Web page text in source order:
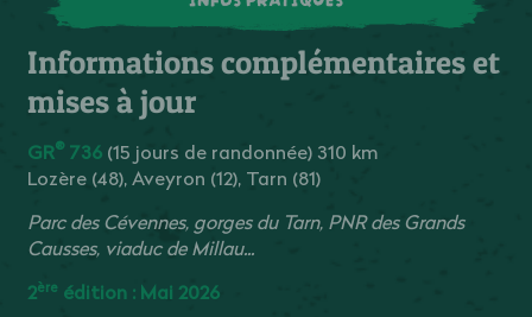
Informations complémentaires et
mises à jour
GR® 736 (15 jours de randonnée) 310 km
Lozère (48), Aveyron (12), Tarn (81)
Parc des Cévennes, gorges du Tarn, PNR des Grands
Causses, viaduc de Millau...
2ère édition : Mai 2026